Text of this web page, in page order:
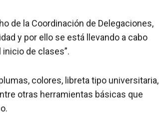
de la Coordinación de Delegaciones,
y por ello se está llevando a cabo
de clases”.
colores, libreta tipo universitaria,
otras herramientas básicas que